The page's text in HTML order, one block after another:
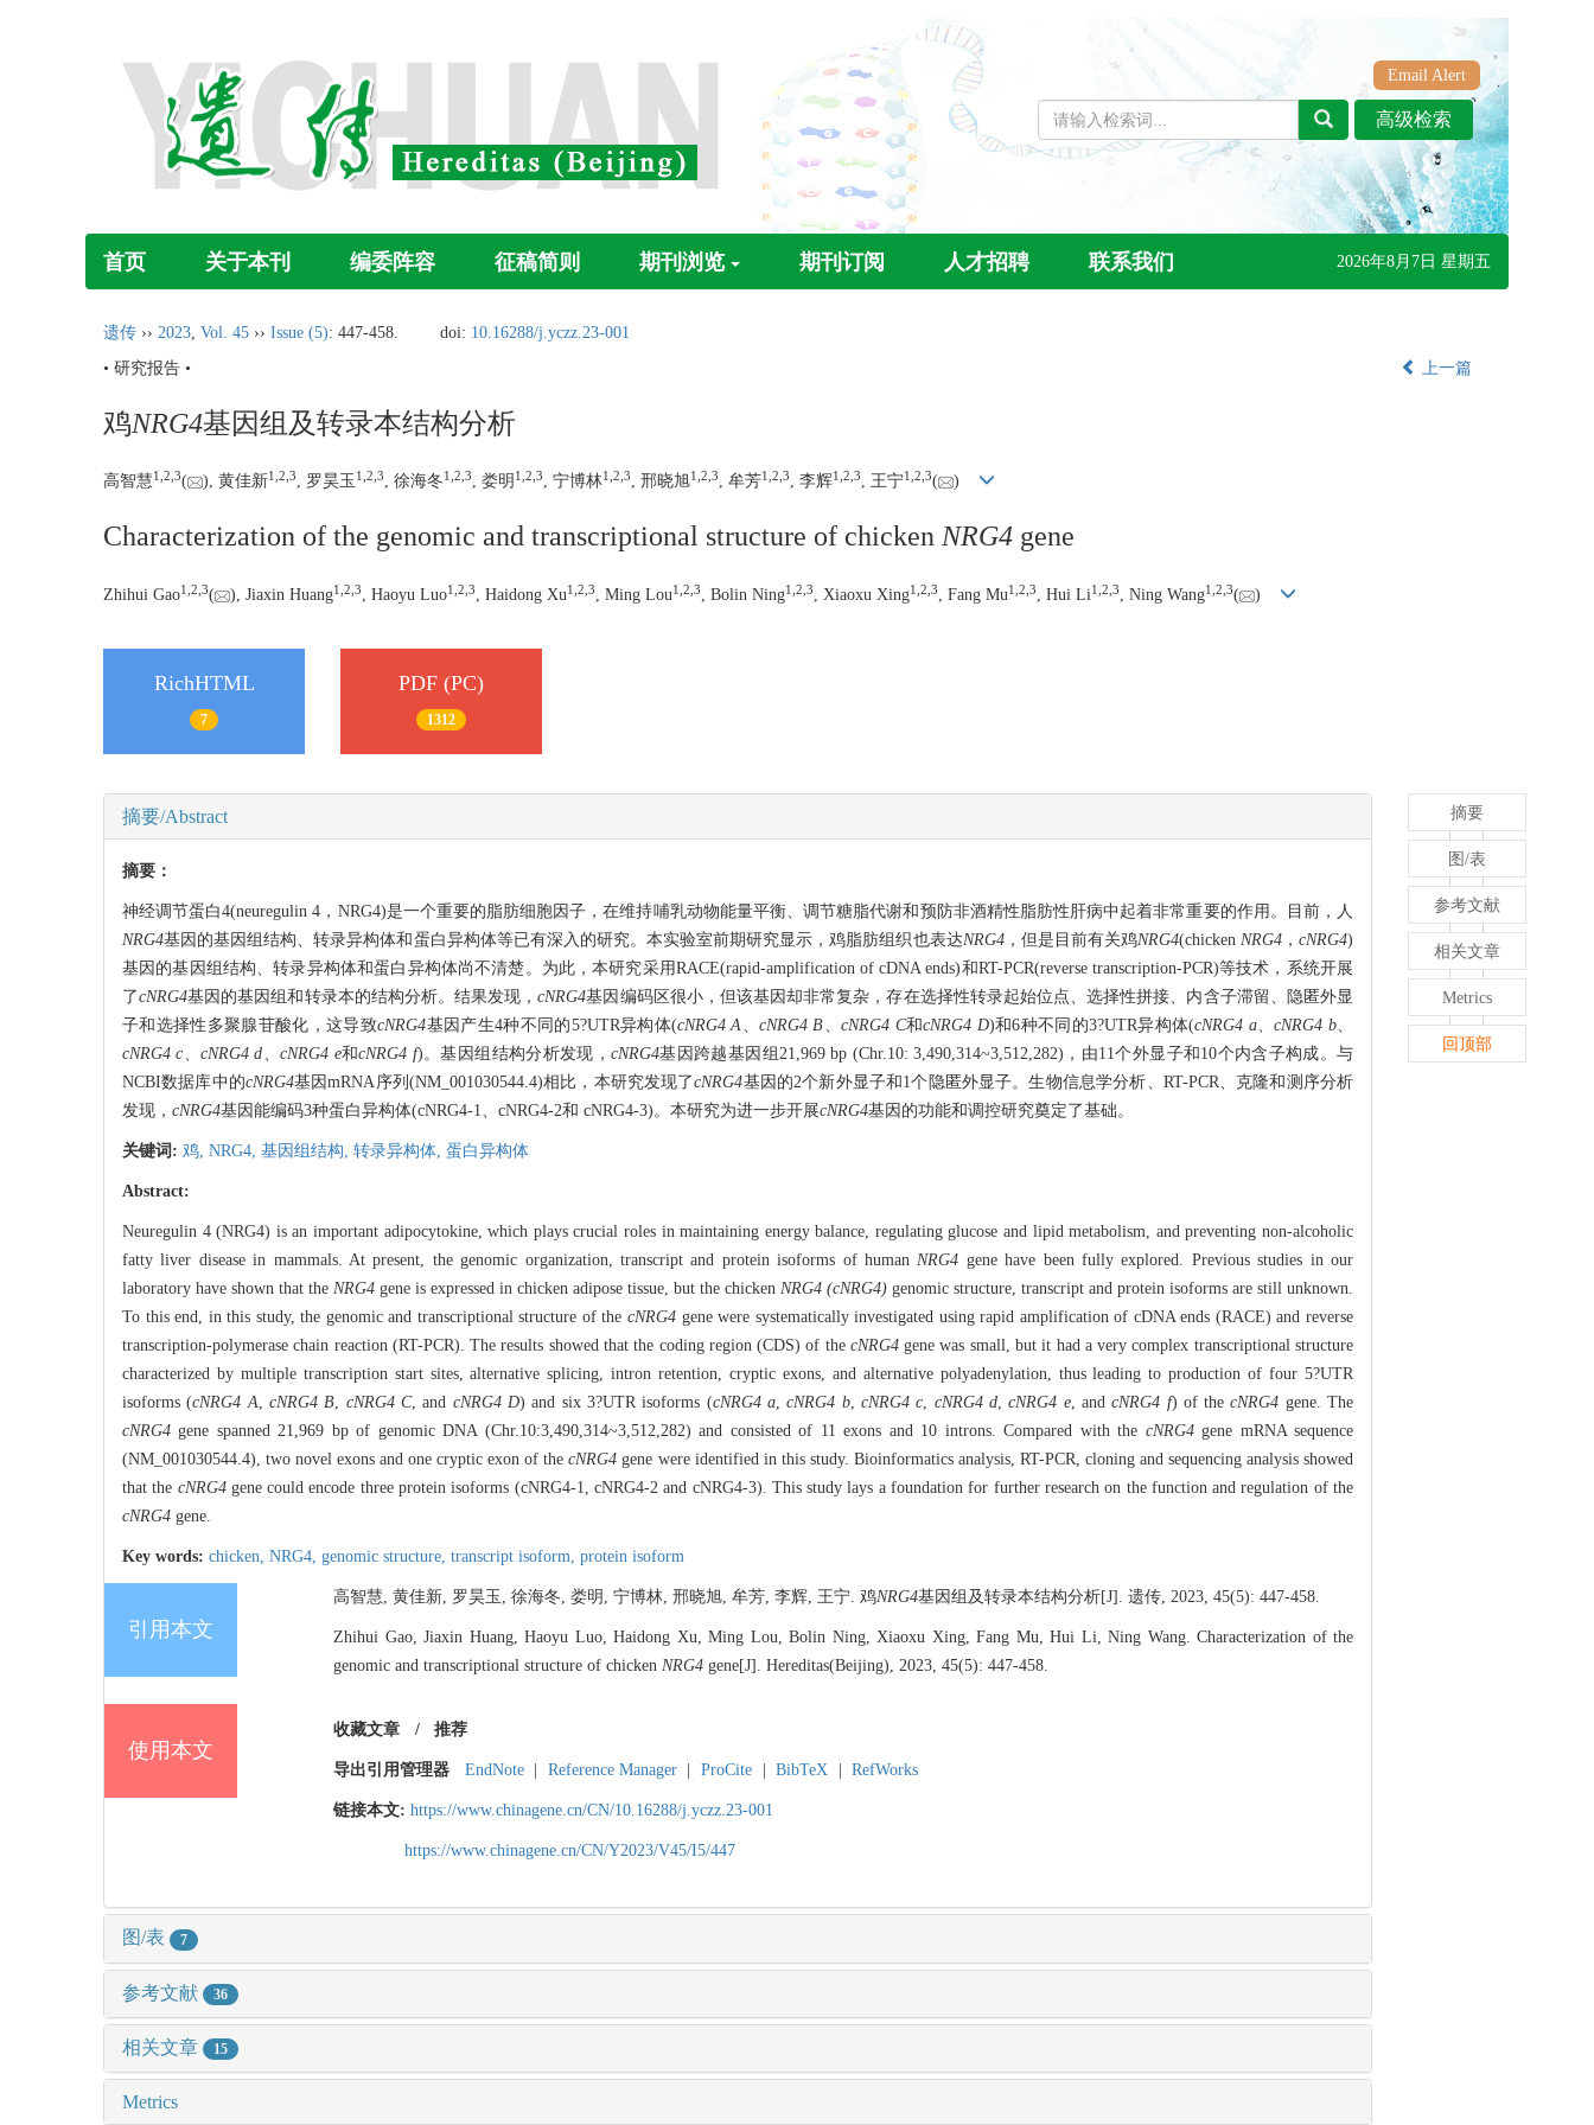
Email Alert
首页 关于本刊 编委阵容 征稿简则 期刊浏览 期刊订阅 人才招聘 联系我们 2026年8月7日 星期五
遗传 ›› 2023, Vol. 45 ›› Issue (5): 447-458. doi: 10.16288/j.yczz.23-001
• 研究报告 •
上一篇
鸡NRG4基因组及转录本结构分析
高智慧1, 2, 3( ), 黄佳新1, 2, 3, 罗昊玉 1, 2, 3, 徐海冬1, 2, 3, 娄明 1, 2, 3, 宁博林1, 2, 3, 邢晓旭1, 2, 3, 牟芳1, 2, 3, 李辉1, 2, 3, 王宁1, 2, 3( )
Characterization of the genomic and transcriptional structure of chicken NRG4 gene
Zhihui Gao1, 2, 3( ), Jiaxin Huang1, 2, 3 , Haoyu Luo1, 2, 3 , Haidong Xu1, 2, 3 , Ming Lou1, 2, 3 , Bolin Ning1, 2, 3 , Xiaoxu Xing1, 2, 3 , Fang Mu1, 2, 3 , Hui Li1, 2, 3 , Ning Wang1, 2, 3( )
RichHTML
7
PDF (PC)
1312
摘要/Abstract
摘要：
神经调节蛋白4(neuregulin 4，NRG4)是一个重要的脂肪细胞因子，在维持哺乳动物能量平衡、调节糖脂代谢和预防非酒精性脂肪性肝病中起着非常重要的作用。目前，人
NRG4基因的基因组结构、转录异构体和蛋白异构体等已有深入的研究。本实验室前期研究显示，鸡脂肪组织也表达NRG4，但是目前有关鸡NRG4(chicken NRG4，cNRG4)
基因的基因组结构、转录异构体和蛋白异构体尚不清楚。为此，本研究采用RACE(rapid-amplification of cDNA ends)和RT-PCR(reverse transcription-PCR)等技术，系统开展
了cNRG4基因的基因组和转录本的结构分析。结果发现，cNRG4基因编码区很小，但该基因却非常复杂，存在选择性转录起始位点、选择性拼接、内含子滞留、隐匿外显
子和选择性多聚腺苷酸化，这导致cNRG4基因产生4种不同的5?UTR异构体(cNRG4 A、cNRG4 B、cNRG4 C和cNRG4 D)和6种不同的3?UTR异构体(cNRG4 a、cNRG4 b、
cNRG4 c、cNRG4 d、cNRG4 e和cNRG4 f)。基因组结构分析发现，cNRG4基因跨越基因组21,969 bp (Chr.10: 3,490,314~3,512,282)，由11个外显子和10个内含子构成。与
NCBI数据库中的cNRG4基因mRNA序列(NM_001030544.4)相比，本研究发现了cNRG4基因的2个新外显子和1个隐匿外显子。生物信息学分析、RT-PCR、克隆和测序分析
发现， cNRG4基因能编码3种蛋白异构体(cNRG4-1、cNRG4-2和 cNRG4-3)。本研究为进一步开展cNRG4基因的功能和调控研究奠定了基础。
关键词: 鸡, NRG4, 基因组结构, 转录异构体, 蛋白异构体
Abstract:
Neuregulin 4 (NRG4) is an important adipocytokine, which plays crucial roles in maintaining energy balance, regulating glucose and lipid metabolism, and preventing non-alcoholic
fatty liver disease in mammals. At present, the genomic organization, transcript and protein isoforms of humanNRG4 gene have been fully explored. Previous studies in our
laboratory have shown that the NRG4 gene is expressed in chicken adipose tissue, but the chicken NRG4 (cNRG4) genomic structure, transcript and protein isoforms are still unknown.
To this end, in this study, the genomic and transcriptional structure of the cNRG4 gene were systematically investigated using rapid amplification of cDNA ends (RACE) and reverse
transcription-polymerase chain reaction (RT-PCR). The results showed that the coding region (CDS) of the cNRG4gene was small, but it had a very complex transcriptional structure
characterized by multiple transcription start sites, alternative splicing, intron retention, cryptic exons, and alternative polyadenylation, thus leading to production of four 5?UTR
isoforms (cNRG4 A, cNRG4 B, cNRG4 C, and cNRG4 D) and six 3?UTR isoforms (cNRG4 a,cNRG4 b, cNRG4 c, cNRG4 d,cNRG4 e, andcNRG4 f) of thecNRG4 gene. The
cNRG4 gene spanned 21,969 bp of genomic DNA (Chr.10:3,490,314~3,512,282) and consisted of 11 exons and 10 introns. Compared with the cNRG4gene mRNA sequence
(NM_001030544.4), two novel exons and one cryptic exon of thecNRG4 gene were identified in this study. Bioinformatics analysis, RT-PCR, cloning and sequencing analysis showed
that the cNRG4gene could encode three protein isoforms (cNRG4-1, cNRG4-2 and cNRG4-3). This study lays a foundation for further research on the function and regulation of the
cNRG4 gene.
Key words: chicken, NRG4, genomic structure, transcript isoform, protein isoform
引用本文
高智慧, 黄佳新, 罗昊玉, 徐海冬, 娄明, 宁博林, 邢晓旭, 牟芳, 李辉, 王宁. 鸡NRG4基因组及转录本结构分析[J]. 遗传, 2023, 45(5): 447-458.
Zhihui Gao, Jiaxin Huang, Haoyu Luo, Haidong Xu, Ming Lou, Bolin Ning, Xiaoxu Xing, Fang Mu, Hui Li, Ning Wang. Characterization of the
genomic and transcriptional structure of chicken NRG4 gene[J]. Hereditas(Beijing), 2023, 45(5): 447-458.
使用本文
收藏文章 / 推荐
导出引用管理器 EndNote Reference Manager ProCite BibTeX RefWorks
链接本文: https://www.chinagene.cn/CN/10.16288/j.yczz.23-001
https://www.chinagene.cn/CN/Y2023/V45/I5/447
图/表 7
参考文献 36
相关文章 15
Metrics
摘要
图/表
参考文献
相关文章
Metrics
回顶部